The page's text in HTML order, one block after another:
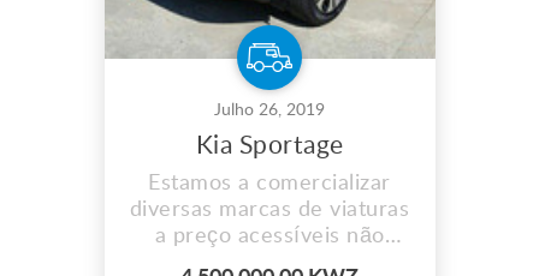
Julho 26, 2019
Kia Sportage
Estamos a comercializar
diversas marcas de viaturas
a preço acessíveis não